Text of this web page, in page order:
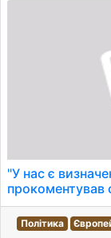
"У нас є
прокоментував
Політика